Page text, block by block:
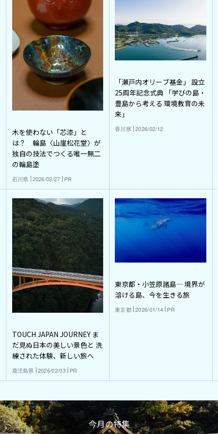
木を使わない「芯漆」と
は？ 輪島〈山崖松花堂〉が
独自の技法でつくる唯一無二
の輪島塗
石川県 2026/02/27 PR
「瀬戸内オリーブ基金」 設立
25周年記念式典 「学びの島・
豊島から考える 環境教育の未
来」
香川県 2026/02/12
TOUCH JAPAN JOURNEY ま
だ見ぬ日本の美しい景色と 洗
練された体験、新しい旅へ
鹿児島県 2026/02/03 PR
東京都・小笠原諸島― 境界が
溶ける島、今を生きる旅
東京都 2026/01/14 PR
今月の特集